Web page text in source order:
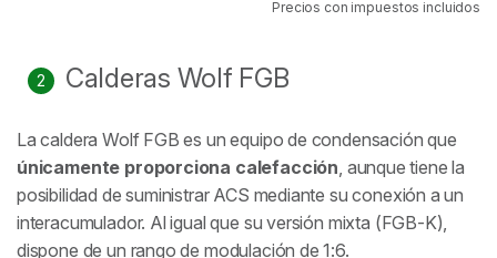
Precios con impuestos incluidos
Calderas Wolf FGB
La caldera Wolf FGB es un equipo de condensación que
únicamente proporciona calefacción, aunque tiene la
posibilidad de suministrar ACS mediante su conexión a un
interacumulador. Al igual que su versión mixta (FGB-K),
dispone de un rango de modulación de 1:6.